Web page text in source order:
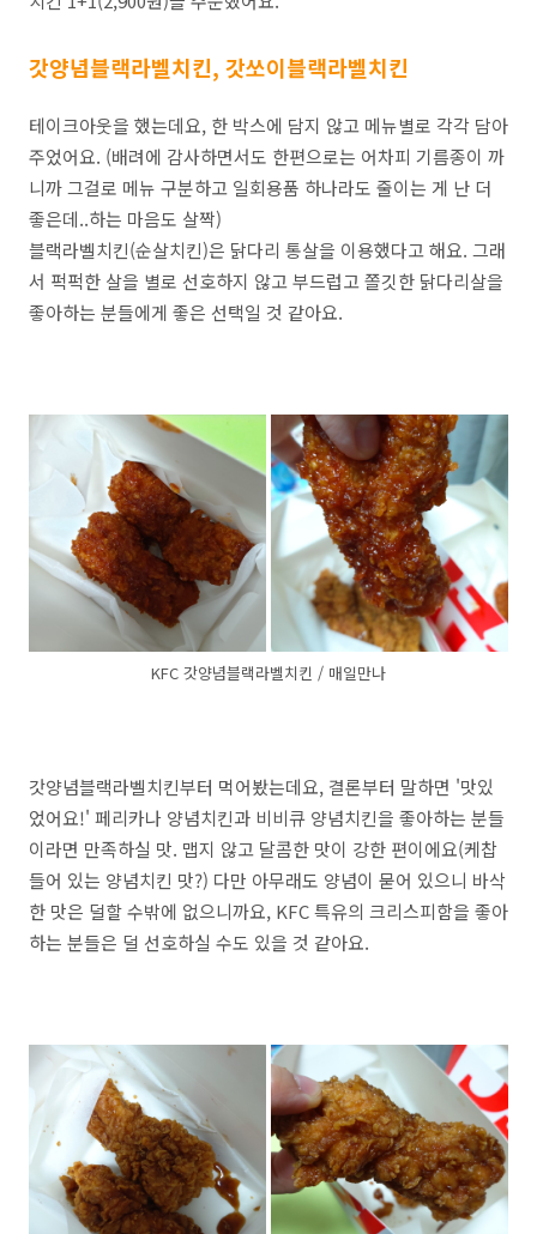
갓양념블랙라벨치킨, 갓쏘이블랙라벨치킨
테이크아웃을 했는데요, 한 박스에 담지 않고 메뉴별로 각각 담아
주었어요. (배려에 감사하면서도 한편으로는 어차피 기름종이 까
니까 그걸로 메뉴 구분하고 일회용품 하나라도 줄이는 게 난 더
좋은데..하는 마음도 살짝)
블랙라벨치킨(순살치킨)은 닭다리 통살을 이용했다고 해요. 그래
서 퍽퍽한 살을 별로 선호하지 않고 부드럽고 쫄깃한 닭다리살을
좋아하는 분들에게 좋은 선택일 것 같아요.
KFC 갓양념블랙라벨치킨 / 매일만나
갓양념블랙라벨치킨부터 먹어봤는데요, 결론부터 말하면 '맛있
었어요!' 페리카나 양념치킨과 비비큐 양념치킨을 좋아하는 분들
이라면 만족하실 맛. 맵지 않고 달콤한 맛이 강한 편이에요(케찹
들어 있는 양념치킨 맛?) 다만 아무래도 양념이 묻어 있으니 바삭
한 맛은 덜할 수밖에 없으니까요, KFC 특유의 크리스피함을 좋아
하는 분들은 덜 선호하실 수도 있을 것 같아요.